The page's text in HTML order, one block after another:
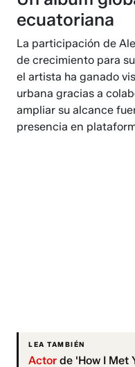
ecuatoriana
La participación de
de crecimiento para
el artista ha ganado
urbana gracias a
ampliar su alcance
presencia en
LEA TAMBIÉN
Actor de 'How I Met